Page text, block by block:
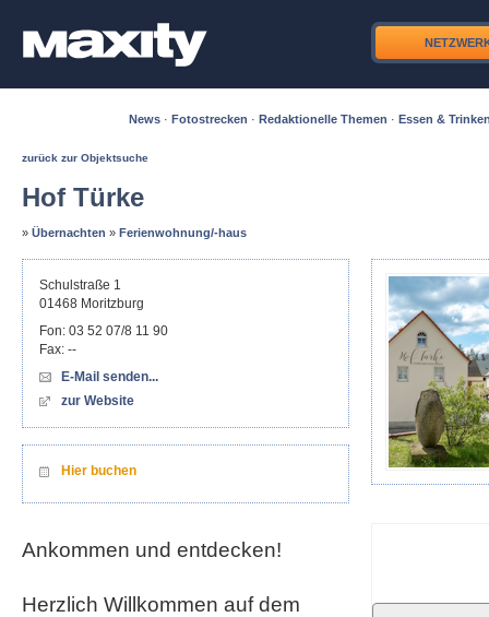
News · Fotostrecken · Redaktionelle Themen · Essen &
zurück zur Objektsuche
Hof Türke
» Übernachten » Ferienwohnung/-haus
Schulstraße 1
01468 Moritzburg
Fon: 03 52 07/8 11 90
Fax: --
E-Mail senden...
zur Website
Hier buchen
Ankommen und entdecken!
Herzlich Willkommen auf dem